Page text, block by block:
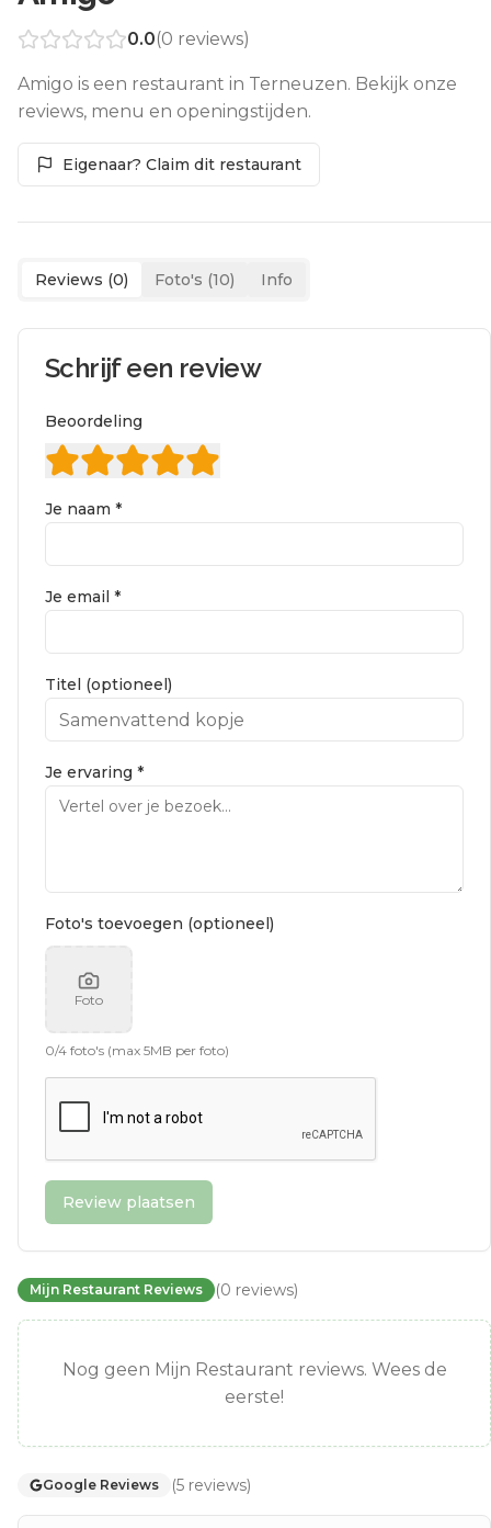
0.0(0 reviews)
Amigo is een restaurant in Terneuzen. Bekijk onze
reviews, menu en openingstijden.
Eigenaar? Claim dit restaurant
Reviews (0) Foto's (10) Info
Schrijf een review
Beoordeling
Je naam *
Je email *
Titel (optioneel)
Je ervaring *
Foto's toevoegen (optioneel)
Foto
0/4 foto's (max 5MB per foto)
Review plaatsen
Mijn Restaurant Reviews (0 reviews)
Nog geen Mijn Restaurant reviews. Wees de
eerste!
Google Reviews (5 reviews)